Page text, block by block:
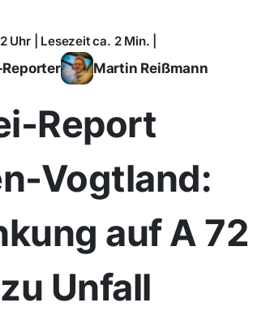
Uhr | Lesezeit ca. 2 Min. |
Martin Reißmann
Report
Vogtland:
auf A 72
Unfall